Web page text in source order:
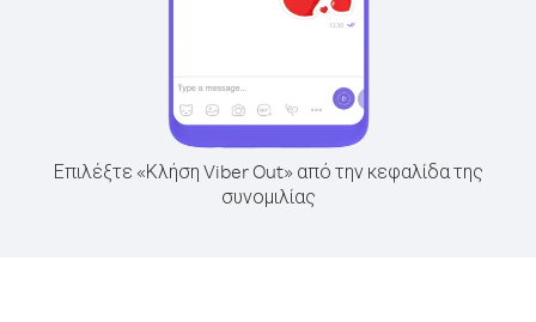
Επιλέξτε «Κλήση Viber Out» από την κεφαλίδα της
συνομιλίας